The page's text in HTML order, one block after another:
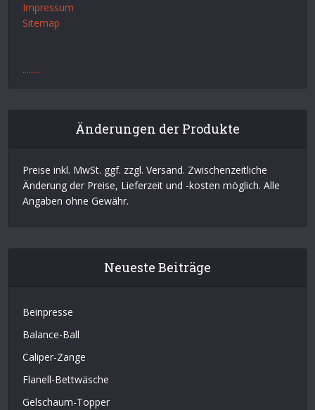
Impressum
Sitemap
........
Änderungen der Produkte
Preise inkl. MwSt. ggf. zzgl. Versand. Zwischenzeitliche
Änderung der Preise, Lieferzeit und -kosten möglich. Alle
Angaben ohne Gewähr.
Neueste Beiträge
Beinpresse
Balance-Ball
Caliper-Zange
Flanell-Bettwäsche
Gelschaum-Topper